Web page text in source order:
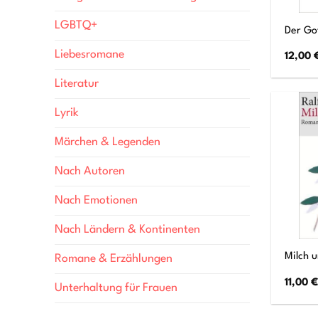
LGBTQ+
Liebesromane
Literatur
Lyrik
Märchen & Legenden
Nach Autoren
Nach Emotionen
Nach Ländern & Kontinenten
Romane & Erzählungen
Unterhaltung für Frauen
Der
12,00
Milch
11,00 €